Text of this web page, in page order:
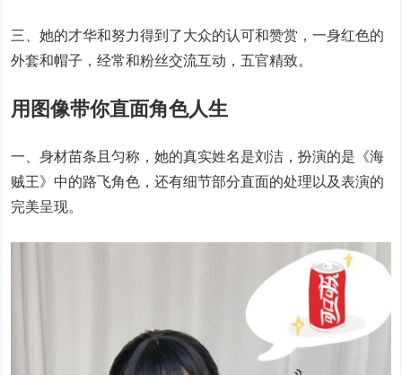
三、她的才华和努力得到了大众的认可和赞赏，一身红色的
外套和帽子，经常和粉丝交流互动，五官精致。
用图像带你直面角色人生
一、身材苗条且匀称，她的真实姓名是刘洁，扮演的是《海
贼王》中的路飞角色，还有细节部分直面的处理以及表演的
完美呈现。